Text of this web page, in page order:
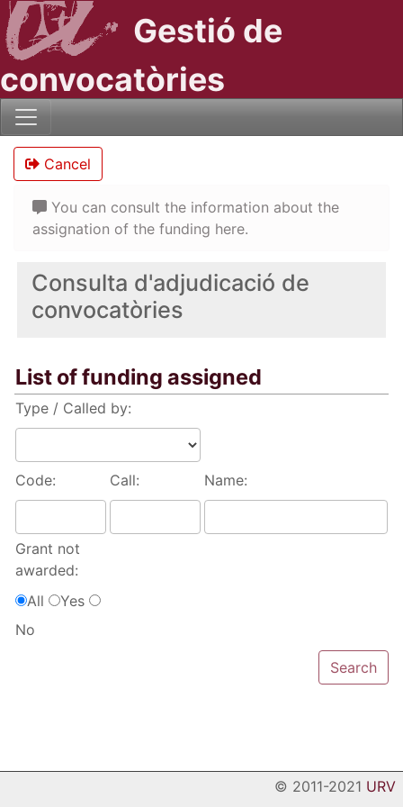
Gestió de
convocatòries
Consulta d'adjudicació de
convocatòries
List of funding assigned
Type / Called by:
Code: Call: Name:
Grant not
awarded:
All
Yes
No
Cancel
You can consult the information about the
assignation of the funding here.
© 2011-2021 URV